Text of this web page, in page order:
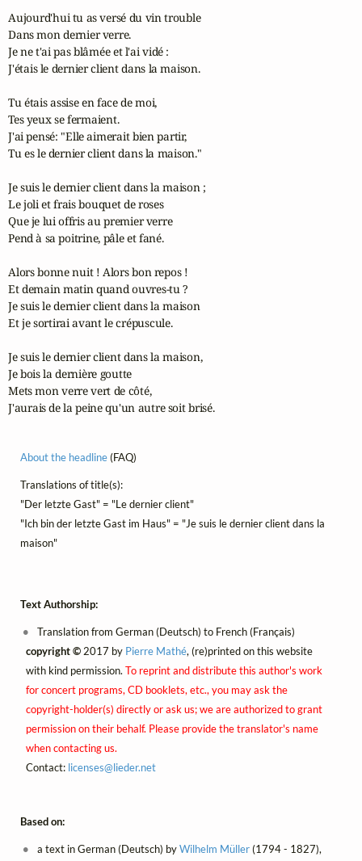
Aujourd'hui tu as versé du vin trouble
Dans mon dernier verre.
Je ne t'ai pas blâmée et l'ai vidé :
J'étais le dernier client dans la maison.
Tu étais assise en face de moi,
Tes yeux se fermaient.
J'ai pensé: "Elle aimerait bien partir,
Tu es le dernier client dans la maison."
Je suis le dernier client dans la maison ;
Le joli et frais bouquet de roses
Que je lui offris au premier verre
Pend à sa poitrine, pâle et fané.
Alors bonne nuit ! Alors bon repos !
Et demain matin quand ouvres-tu ?
Je suis le dernier client dans la maison
Et je sortirai avant le crépuscule.
Je suis le dernier client dans la maison,
Je bois la dernière goutte
Mets mon verre vert de côté,
J'aurais de la peine qu'un autre soit brisé.
About the headline(FAQ)
Translations of title(s):
"Der letzte Gast" = "Le dernier client"
"Ich bin der letzte Gast im Haus" = "Je suis le dernier client dans la
maison"
Text Authorship:
Translation from German (Deutsch) to French (Français)
copyright ©2017 by Pierre Mathé, (re)printed on this website
with kind permission. To reprint and distribute this author's work
for concert programs, CD booklets, etc., you may ask the
copyright-holder(s) directly or ask us; we are authorized to grant
permission on their behalf. Please provide the translator's name
when contacting us.
Contact: licenses@lieder.net
Based on:
a text in German (Deutsch) byWilhelm Müller(1794 - 1827),